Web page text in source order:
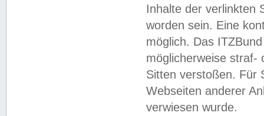
Inhalte der verlinkten
worden sein. Eine
möglich. Das
möglicherweise straf-
Sitten verstoßen. Für
Webseiten anderer
verwiesen wurde.